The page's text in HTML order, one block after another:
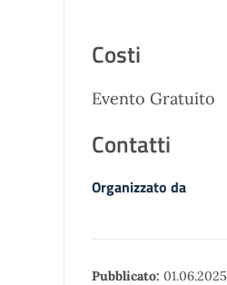
Costi
Evento Gratuito
Contatti
Organizzato da
Pubblicato: 01.06.2025